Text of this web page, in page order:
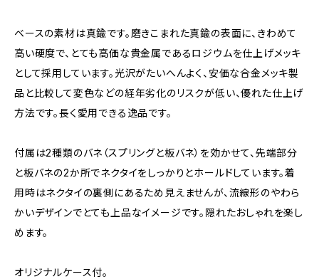
ベースの素材は真鍮です。磨きこまれた真鍮の表面に、きわめて
高い硬度で、とても高価な貴金属であるロジウムを仕上げメッキ
として採用しています。光沢がたいへんよく、安価な合金メッキ製
品と比較して変色などの経年劣化のリスクが低い、優れた仕上げ
方法です。長く愛用できる逸品です。
付属は2種類のバネ（スプリングと板バネ）を効かせて、先端部分
と板バネの2か所でネクタイをしっかりとホールドしています。着
用時はネクタイの裏側にあるため見えませんが、流線形のやわら
かいデザインでとても上品なイメージです。隠れたおしゃれを楽し
めます。
オリジナルケース付。